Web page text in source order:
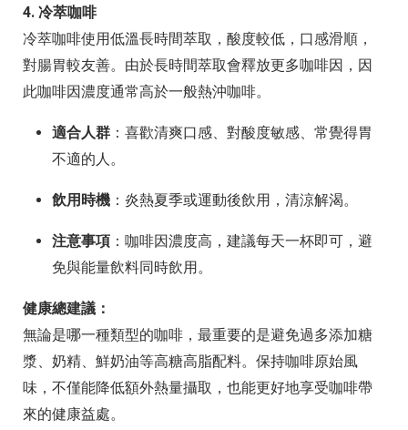
4. 冷萃咖啡
冷萃咖啡使用低溫長時間萃取，酸度較低，口感滑順，
對腸胃較友善。由於長時間萃取會釋放更多咖啡因，因
此咖啡因濃度通常高於一般熱沖咖啡。
適合人群 ：喜歡清爽口感、對酸度敏感、常覺得胃
不適的人。
飲用時機 ：炎熱夏季或運動後飲用，清涼解渴。
注意事項 ：咖啡因濃度高，建議每天一杯即可，避
免與能量飲料同時飲用。
健康總建議：
無論是哪一種類型的咖啡，最重要的是避免過多添加糖
漿、奶精、鮮奶油等高糖高脂配料。保持咖啡原始風
味，不僅能降低額外熱量攝取，也能更好地享受咖啡帶
來的健康益處。